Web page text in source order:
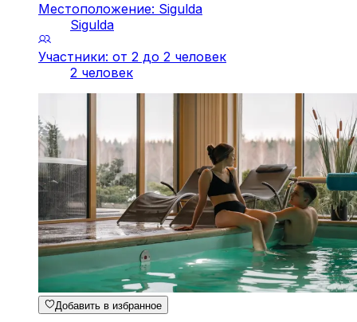
Местоположение: Sigulda
Sigulda
Участники: от 2 до 2 человек
2 человек
Добавить в избранное